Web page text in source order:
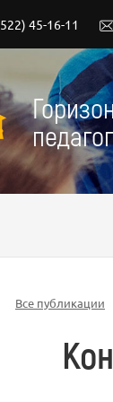
45-16-11
Все публикации